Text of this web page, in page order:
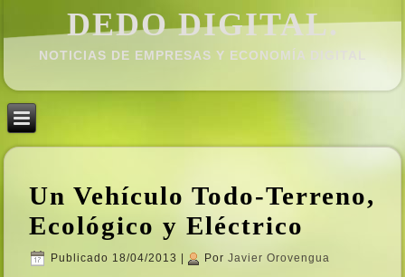
DEDO DIGITAL.
NOTICIAS DE EMPRESAS Y ECONOMÍ­A DIGITAL
Un Vehí­culo Todo-Terreno,
Ecológico y Eléctrico
Publicado 18/04/2013 Por Javier Orovengua